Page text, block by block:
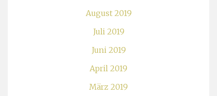
August 2019
Juli 2019
Juni 2019
April 2019
März 2019